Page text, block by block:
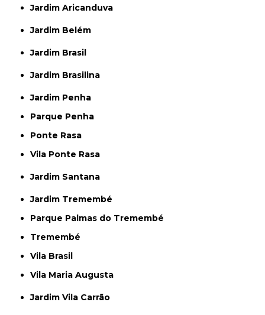
Jardim Aricanduva
Jardim Belém
Jardim Brasil
Jardim Brasilina
Jardim Penha
Parque Penha
Ponte Rasa
Vila Ponte Rasa
Jardim Santana
Jardim Tremembé
Parque Palmas do Tremembé
Tremembé
Vila Brasil
Vila Maria Augusta
Jardim Vila Carrão